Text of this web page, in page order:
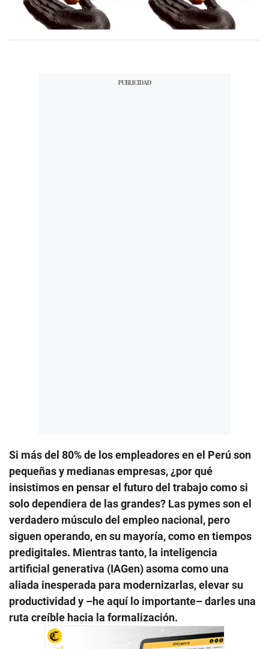
Si más del 80% de los empleadores en el Perú son
pequeñas y medianas empresas, ¿por qué
insistimos en pensar el futuro del trabajo como si
solo dependiera de las grandes? Las pymes son el
verdadero músculo del empleo nacional, pero
siguen operando, en su mayoría, como en tiempos
predigitales. Mientras tanto, la inteligencia
artificial generativa (IAGen) asoma como una
aliada inesperada para modernizarlas, elevar su
productividad y –he aquí lo importante– darles una
ruta creíble hacia la formalización.